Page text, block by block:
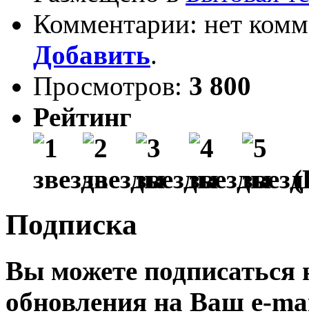
Комментарии: нет
Добавить.
Просмотров: 3 800
Рейтинг
Подписка
Вы можете подписаться
обновления на Ваш e-